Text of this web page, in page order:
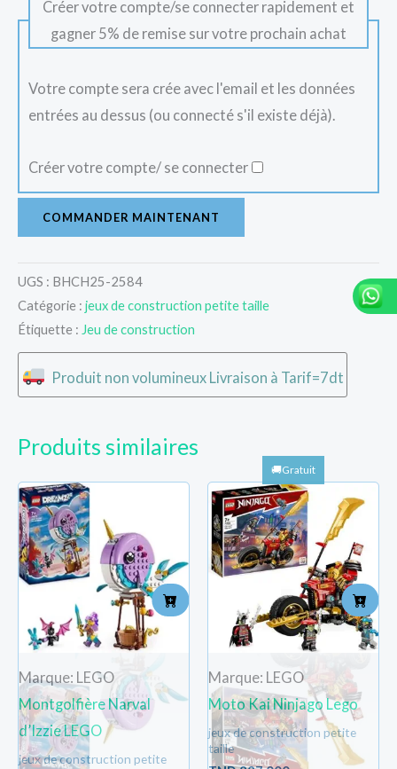
Créer votre compte/se connecter rapidement et
gagner 5% de remise sur votre prochain achat
Votre compte sera crée avec l'email et les données
entrées au dessus (ou connecté s'il existe déjà).
Créer votre compte/ se connecter
COMMANDER MAINTENANT
UGS : BHCH25-2584
Catégorie : jeux de construction petite taille
Étiquette : Jeu de construction
Produit non volumineux Livraison à Tarif=7dt
Produits similaires
Marque: LEGO
Montgolfière Narval
d’Izzie LEGO
jeux de construction petite
Marque: LEGO
Moto Kai Ninjago Lego
jeux de construction petite
taille